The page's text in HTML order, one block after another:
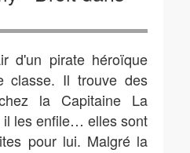
d'un pirate héroïque
classe. Il trouve des
la Capitaine La
il les enfile… elles sont
pour lui. Malgré la